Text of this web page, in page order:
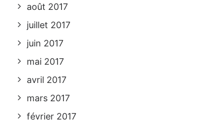
août 2017
juillet 2017
juin 2017
mai 2017
avril 2017
mars 2017
février 2017